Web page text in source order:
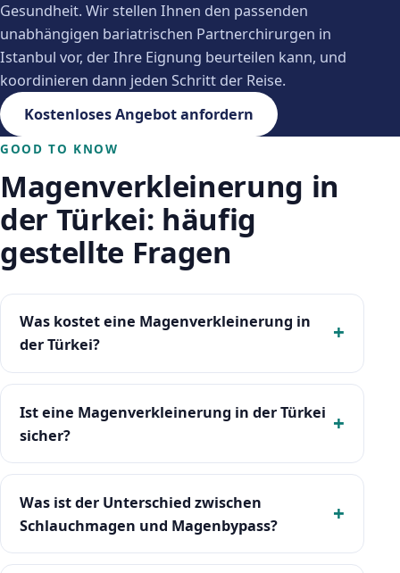
Gesundheit. Wir stellen Ihnen den passenden
unabhängigen bariatrischen Partnerchirurgen in
Istanbul vor, der Ihre Eignung beurteilen kann, und
koordinieren dann jeden Schritt der Reise.
Kostenloses Angebot anfordern
GOOD TO KNOW
Magenverkleinerung in
der Türkei: häufig
gestellte Fragen
Was kostet eine Magenverkleinerung in
der Türkei?
Ist eine Magenverkleinerung in der Türkei
sicher?
Was ist der Unterschied zwischen
Schlauchmagen und Magenbypass?